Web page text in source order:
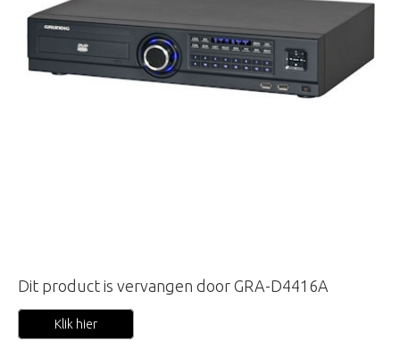
Dit product is vervangen door GRA-D4416A
Klik hier